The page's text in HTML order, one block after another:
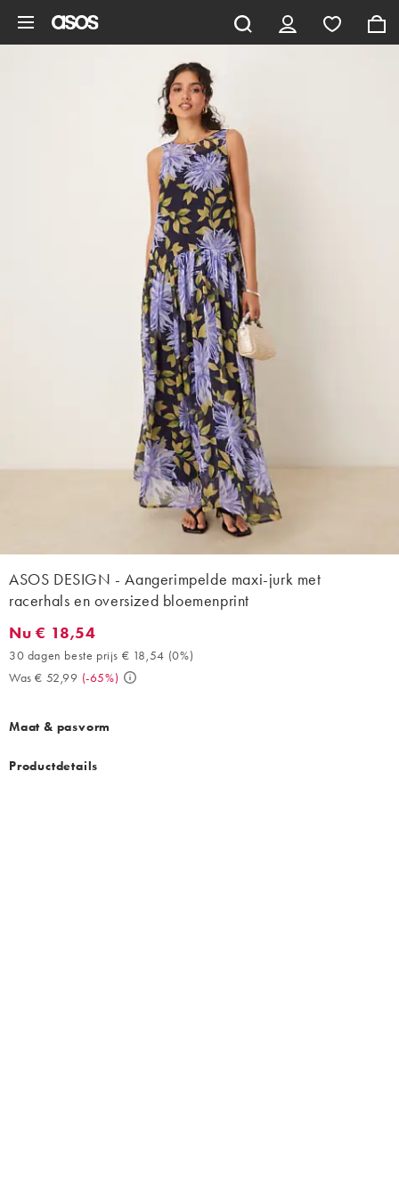
ASOS DESIGN - Aangerimpelde maxi-jurk met
racerhals en oversized bloemenprint
Nu € 18,54. 30 dagen beste prijs € 18,54 (0%). Was € 52,99. (-
Nu € 18,54
30 dagen beste prijs € 18,54 (0%)
Was € 52,99 (-65%)
Maat & pasvorm
Productdetails